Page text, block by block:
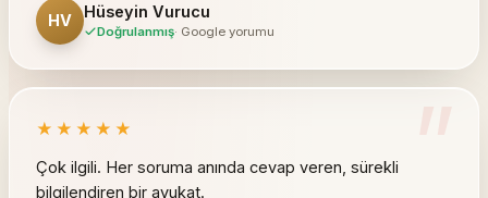
HV Hüseyin Vurucu
Doğrulanmış· Google yorumu
★★★★★
Çok ilgili. Her soruma anında cevap veren, sürekli
bilgilendiren bir avukat.